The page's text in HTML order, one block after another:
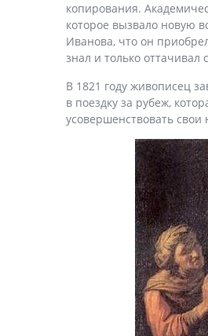
копирования.
которое вызвало новую
Иванова, что он
знал и только
В 1821 году живописец
в поездку за рубеж,
усовершенствовать